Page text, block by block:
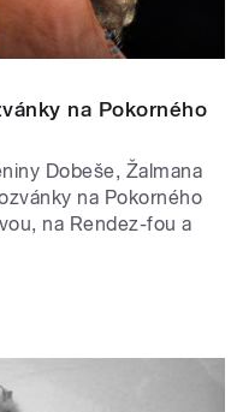
na Pokorného
Dobeše, Žalmana
na Pokorného
na Rendez-fou a